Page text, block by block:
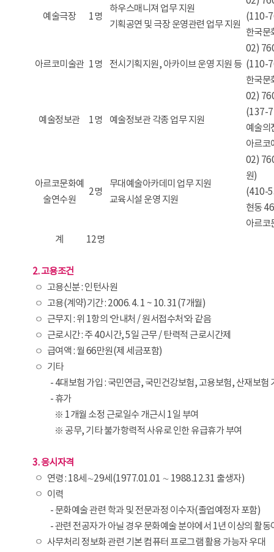
예술극장 1명
하우스매니져 업무 지원
기획공연 및 극장 운영관련 업무 지원
(110-
한국문
아르코미술관 1명 전시기획지원, 아카이브 운영 지원 등
02)
(110-
한국문
예술정보관 1명 예술정보관 각종 업무 지원
02)
(137-
예술의
아르코
아르코문화예
술연수원
2명
무대예술아카데미 업무 지원
교육시설 운영 지원
02)
원)
(410-
현동
아르코
계
12명
2. 고용조건
ㅇ 고용신분 : 인턴사원
ㅇ 고용(계약)기간 : 2006. 4. 1 ~ 10. 31(7개월)
ㅇ 근무지 : 위 1항의 ‘안내처 / 원서접수처’와 같음
ㅇ 근로시간 : 주 40시간, 5일 근무 / 탄력적 근로시간제
ㅇ 급여액 : 월 66만원(제 세금포함)
ㅇ 기타
- 4대보험 가입 : 국민연금, 국민건강보험, 고용보험, 산재보험
- 휴가
※ 1개월 소정 근로일수 개근시 1일 부여
※ 공무, 기타 불가항력적 사유로 인한 유급휴가 부여
3. 응시자격
ㅇ 연령 : 18세∼29세(1977.01.01 ∼ 1988.12.31 출생자)
ㅇ 이력
- 문화예술 관련 학과 및 전문과정 이수자(졸업예정자 포함)
- 관련 전공자가 아닐 경우 문화예술 분야에서 1년 이상의 활동
ㅇ 사무처리 정보화 관련 기본 컴퓨터 프로그램 활용 가능자 우대